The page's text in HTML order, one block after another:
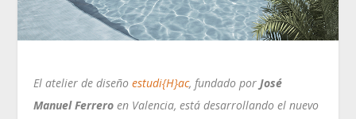
El atelier de diseñoestudi{H}ac, fundado porJosé
Manuel Ferrero en Valencia, está desarrollando el nuevo